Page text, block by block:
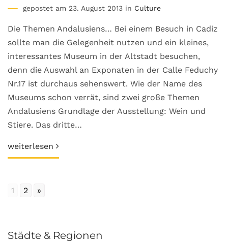
gepostet am 23. August 2013 in Culture
Die Themen Andalusiens… Bei einem Besuch in Cadiz
sollte man die Gelegenheit nutzen und ein kleines,
interessantes Museum in der Altstadt besuchen,
denn die Auswahl an Exponaten in der Calle Feduchy
Nr.17 ist durchaus sehenswert. Wie der Name des
Museums schon verrät, sind zwei große Themen
Andalusiens Grundlage der Ausstellung: Wein und
Stiere. Das dritte…
weiterlesen
1 2 »
Städte & Regionen